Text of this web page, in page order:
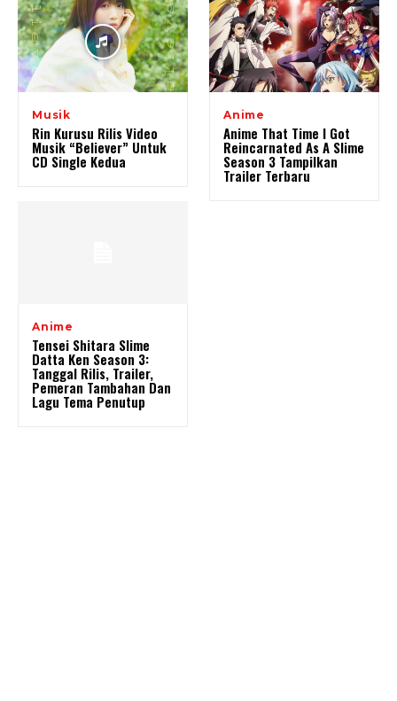
Musik
Rin Kurusu Rilis Video
Musik “Believer” Untuk
CD Single Kedua
Anime
Anime That Time I Got
Reincarnated As A Slime
Season 3 Tampilkan
Trailer Terbaru
Anime
Tensei Shitara Slime
Datta Ken Season 3:
Tanggal Rilis, Trailer,
Pemeran Tambahan Dan
Lagu Tema Penutup